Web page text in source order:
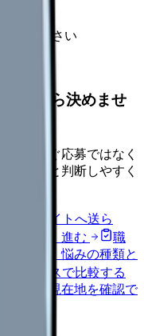
てください
べてから決めませ
は、すぐ応募ではなく
分けると判断しやすく
部転職サイトへ送ら
ります。 進む
職
う前に、悩みの種類と
料コンパスで比較する
給料の現在地を確認で